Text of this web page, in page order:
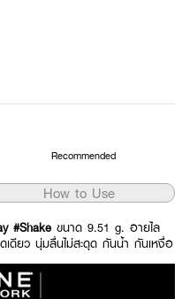
Recommended
How to Use
#Shake ขนาด 9.51 g. อายไล
เดียว นุ่มลื่นไม่สะดุด กันน้ำ กันเหงื่อ